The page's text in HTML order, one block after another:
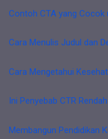
Contoh CTA yang Cocok
Cara Menulis Judul dan
Cara Mengetahui
Ini Penyebab CTR
Membangun Pendidikan